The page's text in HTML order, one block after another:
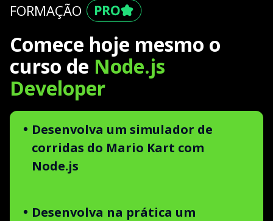
FORMAÇÃO
Comece hoje mesmo o
curso de Node.js
Developer
Desenvolva um simulador de
corridas do Mario Kart com
Node.js
Desenvolva na prática um